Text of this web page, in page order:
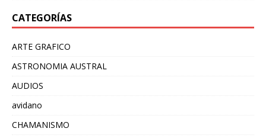
CATEGORÍAS
ARTE GRAFICO
ASTRONOMIA AUSTRAL
AUDIOS
avidano
CHAMANISMO